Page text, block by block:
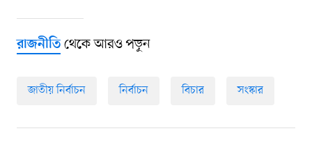
রাজনীতিথেকে আরও পড়ুন
জাতীয় নির্বাচন নির্বাচন বিচার সংস্কার